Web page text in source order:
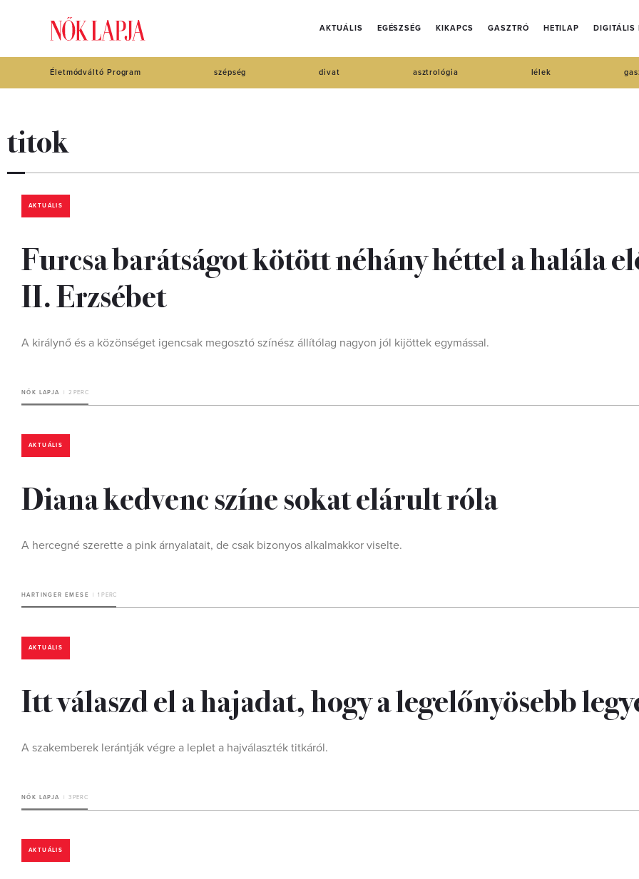
AKTUÁLIS EGÉSZSÉG KIKAPCS GASZTRÓ HETILAP DIGITÁLIS
Életmódváltó Program szépség divat asztrológia lélek
titok
AKTUÁLIS
Furcsa barátságot kötött néhány héttel a halála
II. Erzsébet
A királynő és a közönséget igencsak megosztó színész állítólag nagyon jól kijöttek egymással.
NŐK LAPJA 2 PERC
AKTUÁLIS
Diana kedvenc színe sokat elárult róla
A hercegné szerette a pink árnyalatait, de csak bizonyos alkalmakkor viselte.
HARTINGER EMESE 1 PERC
AKTUÁLIS
Itt válaszd el a hajadat, hogy a legelőnyösebb
A szakemberek lerántják végre a leplet a hajválaszték titkáról.
NŐK LAPJA 3 PERC
AKTUÁLIS